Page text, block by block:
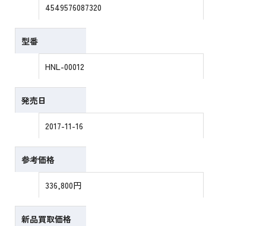
4549576087320
型番
HNL-00012
発売日
2017-11-16
参考価格
336,800円
新品買取価格